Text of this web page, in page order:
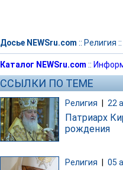
Досье NEWSru.com :: Религия ::
Каталог NEWSru.com ::
ССЫЛКИ ПО ТЕМЕ
Религия 22
Патриарх
рождения
Религия 05